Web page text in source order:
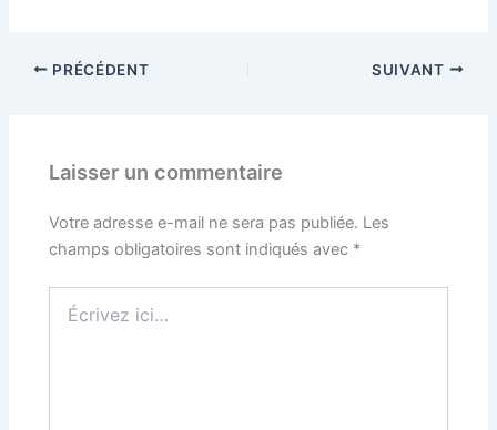
PRÉCÉDENT SUIVANT
Laisser un commentaire
Votre adresse e-mail ne sera pas publiée. Les
champs obligatoires sont indiqués avec *
ici…